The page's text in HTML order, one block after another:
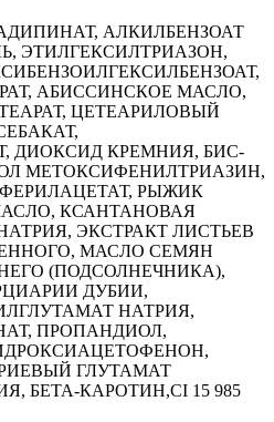
АЛКИЛБЕНЗОАТ
ЭТИЛГЕКСИЛТРИАЗОН,
АБИССИНСКОЕ МАСЛО,
ЦЕТЕАРИЛОВЫЙ
ДИОКСИД КРЕМНИЯ, БИС-
МЕТОКСИФЕНИЛТРИАЗИН,
РЫЖИК
КСАНТАНОВАЯ
ЭКСТРАКТ ЛИСТЬЕВ
МАСЛО СЕМЯН
(ПОДСОЛНЕЧНИКА),
ДУБИИ,
НАТРИЯ,
ПРОПАНДИОЛ,
ГЛУТАМАТ
БЕТА-КАРОТИН,CI 15 985